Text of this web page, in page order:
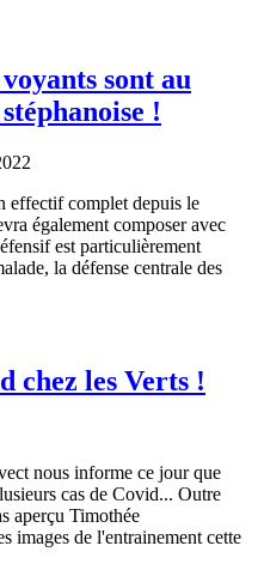
sont au
!
effectif complet depuis le
également composer avec
est particulièrement
la défense centrale des
chez les Verts !
nous informe ce jour que
cas de Covid... Outre
aperçu Timothée
images de l'entrainement cette